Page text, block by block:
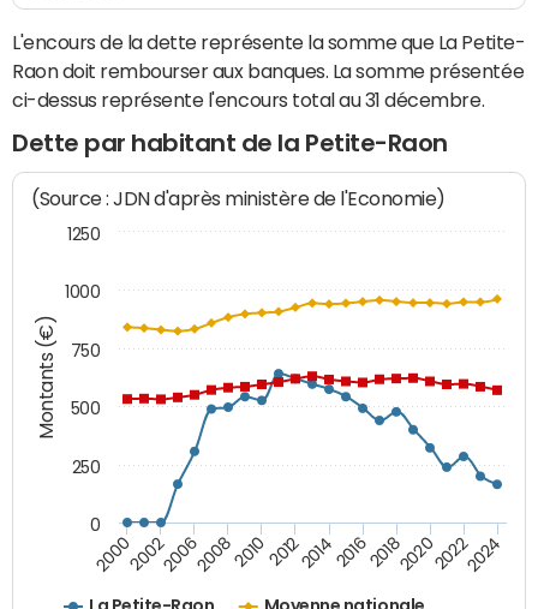
L'encours de la dette représente la somme que La Petite-
Raon doit rembourser aux banques. La somme présentée
ci-dessus représente l'encours total au 31 décembre.
Dette par habitant de la Petite-Raon
Montants (€)
(Source : JDN d'après ministère de l'Economie)
La Petite-Raon
200020022006200820102012201420162018202020222024
0
250
500
750
1000
1250